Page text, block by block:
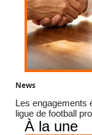
News
Les engagements
ligue de football
À la une